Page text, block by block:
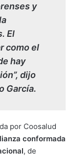
y
El
como el
hay
dijo
García.
por Coosalud
conformada
, de